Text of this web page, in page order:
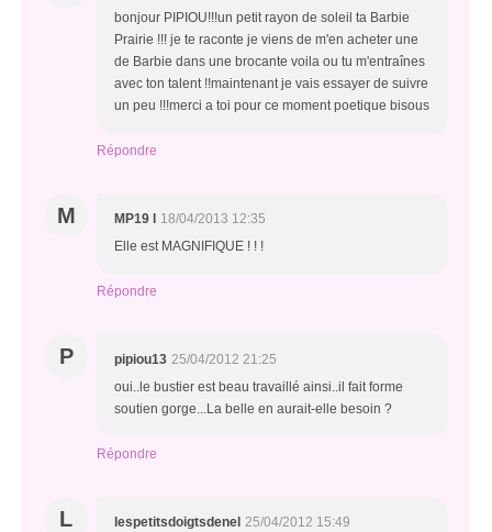
bonjour PIPIOU!!!un petit rayon de soleil ta Barbie
Prairie !!! je te raconte je viens de m'en acheter une
de Barbie dans une brocante voila ou tu m'entraînes
avec ton talent !!maintenant je vais essayer de suivre
un peu !!!merci a toi pour ce moment poetique bisous
Répondre
M MP19 l
18/04/2013 12:35
Elle est MAGNIFIQUE ! ! !
Répondre
P pipiou13 25/04/2012 21:25
oui..le bustier est beau travaillé ainsi..il fait forme
soutien gorge...La belle en aurait-elle besoin ?
Répondre
L lespetitsdoigtsdenel 25/04/2012 15:49